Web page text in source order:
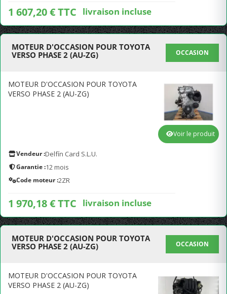
1 607,20 € TTC livraison incluse
MOTEUR D'OCCASION POUR TOYOTA
VERSO PHASE 2 (AU-ZG)
OCCASION
MOTEUR D'OCCASION POUR TOYOTA
VERSO PHASE 2 (AU-ZG)
Vendeur :Delfín Card S.L.U.
Garantie :12 mois
Code moteur :2ZR
1 970,18 € TTC livraison incluse
Voir le produit
MOTEUR D'OCCASION POUR TOYOTA
VERSO PHASE 2 (AU-ZG)
OCCASION
MOTEUR D'OCCASION POUR TOYOTA
VERSO PHASE 2 (AU-ZG)